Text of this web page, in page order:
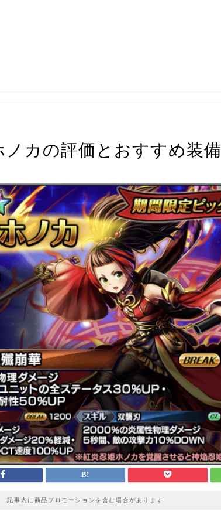
ノカの評価とおすすめ装備
記事内に商品プロモーションを含む場合があります